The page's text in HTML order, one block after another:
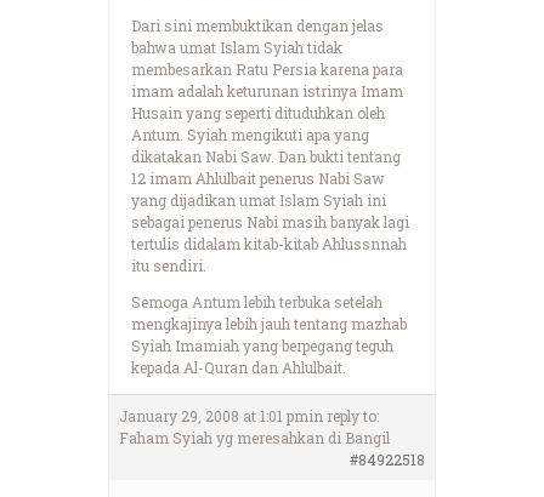
Dari sini membuktikan dengan jelas
bahwa umat Islam Syiah tidak
membesarkan Ratu Persia karena para
imam adalah keturunan istrinya Imam
Husain yang seperti dituduhkan oleh
Antum. Syiah mengikuti apa yang
dikatakan Nabi Saw. Dan bukti tentang
12 imam Ahlulbait penerus Nabi Saw
yang dijadikan umat Islam Syiah ini
sebagai penerus Nabi masih banyak lagi
tertulis didalam kitab-kitab Ahlussnnah
itu sendiri.
Semoga Antum lebih terbuka setelah
mengkajinya lebih jauh tentang mazhab
Syiah Imamiah yang berpegang teguh
kepada Al-Quran dan Ahlulbait.
January 29, 2008 at 1:01 pmin reply to:
Faham Syiah yg meresahkan di Bangil
#84922518